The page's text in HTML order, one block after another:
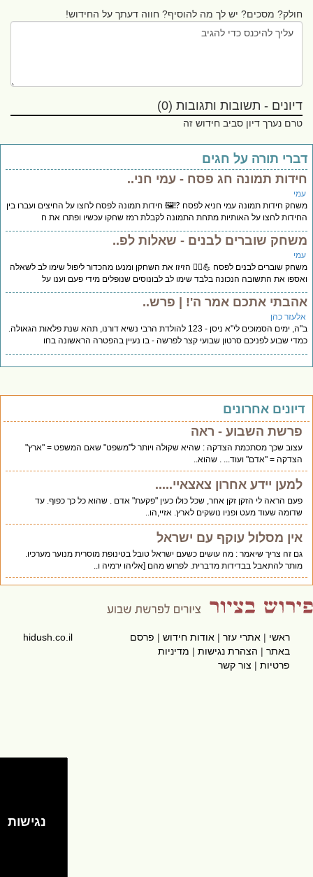
חולק? מסכים? יש לך מה להוסיף? חווה דעתך על החידוש!
דיונים - תשובות ותגובות (0)
טרם נערך דיון סביב חידוש זה
תורה על חגים
תמונה חג פסח - עמי חני..
חידות תמונה עמי חניא לפסח ⁉️🖼️ חידות תמונה לפסח לחצו על החיצים ועברו בין
לחצו על האותיות מתחת התמונה לקבלת רמז שחקו עכשיו ופתרו את ח
שוברים לבנים - שאלות לפ..
שוברים לבנים לפסח 💪☝🏻 הזיזו את השחקן ומנעו מהכדור ליפול שימו לב לשאלה
את התשובה הנכונה בלבד שימו לב לבונוסים שנופלים מידי פעם וענו על
אתכם אמר ה'! | פרש..
כהן
ב"ה, ימים הסמוכים לי"א ניסן - 123 להולדת הרבי נשיא דורנו, תהא שנת פלאות הגאולה.
שבוע לפניכם סרטון שבועי קצר לפרשה - בו נעיין בהפטרה הראשונה בחו
אחרונים
פרשת השבוע - ראה
עצוב שכך מסתכמת הצדקה : שהיא שקולה ויותר ל"משפט" שאם המשפט = "ארץ"
הצדקה = "אדם" ועוד... . שהוא..
למען יידע אחרון צאצאיי.....
פעם הראה לי הזקן זקן אחר, שכל כולו כעין "פקעת" אדם . שהוא כל כך כפוף. עד
שדומה שעוד מעט ופניו נושקים לארץ. אזיי,הו..
אין מסלול עוקף עם ישראל
גם זה צריך שיאמר : מה עושים כשעם ישראל טובל בטינופת מוסרית מנוער מערכיו.
מותר להתאבל בבדידות מדברית. לפרוש מהם [אליהו ירמיה ו..
ראשי|אתרי עזר|אודות חידוש|פרסם
באתר|הצהרת נגישות|מדיניות
פרטיות|צור קשר
hidush.co.il
נגישות